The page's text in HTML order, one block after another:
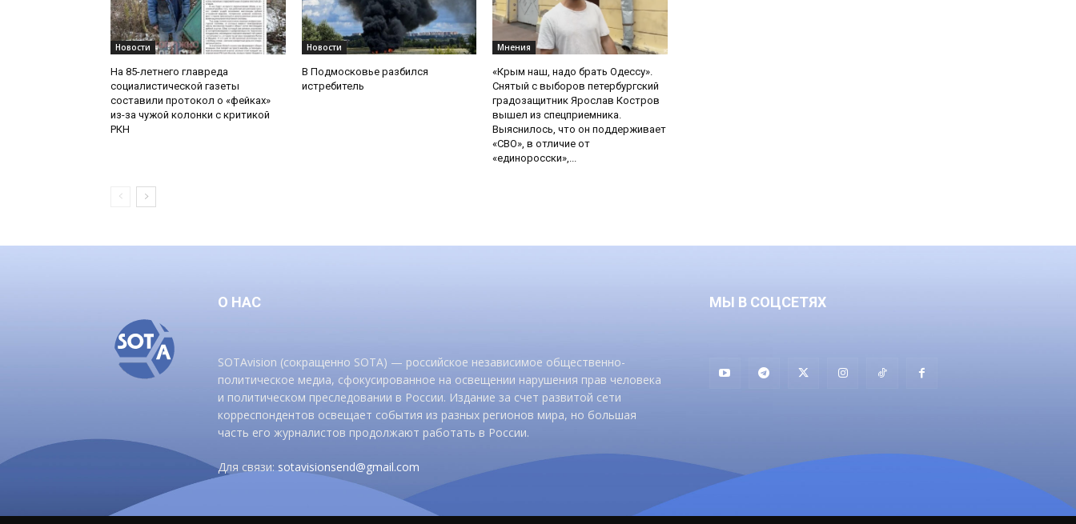
Новости
На 85-летнего главреда
социалистической газеты
составили протокол о «фейках»
из-за чужой колонки с критикой
РКН
Новости
В Подмосковье разбился
истребитель
Мнения
«Крым наш, надо брать Одессу».
Снятый с выборов петербургский
градозащитник Ярослав Костров
вышел из спецприемника.
Выяснилось, что он поддерживает
«СВО», в отличие от
«единоросски»,...
О НАС
SOTAvision (сокращенно SOTA) — российское независимое общественно-
политическое медиа, сфокусированное на освещении нарушения прав человека
и политическом преследовании в России. Издание за счет развитой сети
корреспондентов освещает события из разных регионов мира, но большая
часть его журналистов продолжают работать в России.
Для связи:sotavisionsend@gmail.com
МЫ В СОЦСЕТЯХ